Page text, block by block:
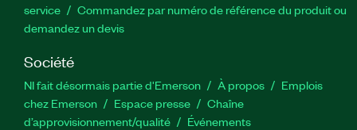
service
Commandez par numéro de référence du produit ou
demandez un devis
Société
NI fait désormais partie d'Emerson À propos
Emplois
chez Emerson
Espace presse
Chaîne
d’approvisionnement/qualité
Événements